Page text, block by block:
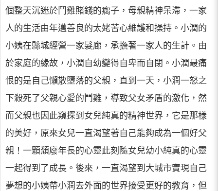
個整天沉迷於鬥雞賭錢的瘸子，母親精神呆滯，一家
人的生活由年邁善良的太姥苦心維護和操持。小潤的
小姨在縣城經營一家髮廊，承擔著一家人的生計。由
於家庭的緣故，小潤自幼變得自卑而自閉。小潤最痛
恨的是自己懶散墮落的父親，直到一天，小潤一怒之
下殺死了父親心愛的鬥雞，導致父女矛盾的激化，然
而父親也因此窺探到女兒純真的精神世界，它是那樣
的美好，原來女兒一直渴望著自己能夠成為一個好父
親！一顆頹廢年長的心靈此刻隨女兒幼小純真的心靈
一起得到了成長。後來，一直渴望到大城市實現自己
夢想的小姨帶小潤去外面的世界接受更好的教育，但